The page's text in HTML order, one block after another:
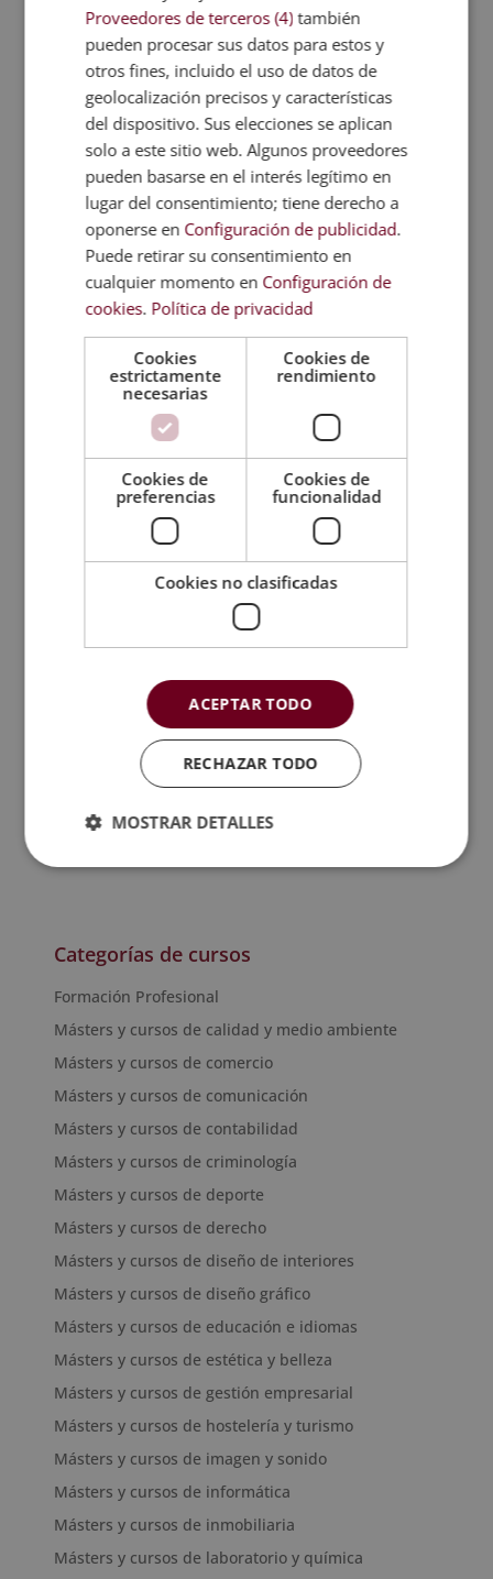
espolvoreadas sobre el sustrato de las plantas
tienen una doble función. Por una parte, aportan
nutrientes y, por la otra, actúan como repelente
de caracoles u orugas, por ejemplo.
Paso 4: Riega las plantas
Antes de regar tus plantas, recuerda informarte de
las necesidades de esa variedad en concreto. Para
que las semillas germinen, hay que regar la planta
de forma habitual. ¡No dejes que el sustrato se
seque! Riega la maceta de
3 a 4 veces
semana, y sin excederse.
Un exceso de agua también podría ser muy
perjudicial para la semilla. Por ello, es importante
conocer las características de cada planta. Una vez
las semillas hayan germinado, las puedes
trasplantar a otra maceta o a otro terreno.
Te puede interesar:Cómo empezar
un huerto urbano desde cero
Quizá te interese...
Guía completa sobre la
cultura empresarial
Importancia de la
farmacia veterinaria:
guía completa
Guía completa sobre el
Categorías de cursos
Formación Profesional
Másters y cursos de calidad y medio ambiente
Másters y cursos de comercio
Másters y cursos de comunicación
Másters y cursos de contabilidad
Másters y cursos de criminología
Másters y cursos de deporte
Másters y cursos de derecho
Másters y cursos de diseño de interiores
Másters y cursos de diseño gráfico
Másters y cursos de educación e idiomas
Másters y cursos de estética y belleza
Másters y cursos de gestión empresarial
Másters y cursos de hostelería y turismo
Másters y cursos de imagen y sonido
Másters y cursos de informática
Másters y cursos de inmobiliaria
Másters y cursos de laboratorio y química
Proveedores de terceros (4) también
pueden procesar sus datos para estos y
otros fines, incluido el uso de datos de
geolocalización precisos y características
del dispositivo. Sus elecciones se aplican
solo a este sitio web. Algunos proveedores
pueden basarse en el interés legítimo en
lugar del consentimiento; tiene derecho a
oponerse en Configuración de publicidad.
Puede retirar su consentimiento en
cualquier momento en Configuración de
cookies. Política de privacidad
Cookies
estrictamente
necesarias
Cookies de
rendimiento
Cookies de
preferencias
Cookies de
funcionalidad
Cookies no clasificadas
ACEPTAR TODO
RECHAZAR TODO
MOSTRAR DETALLES